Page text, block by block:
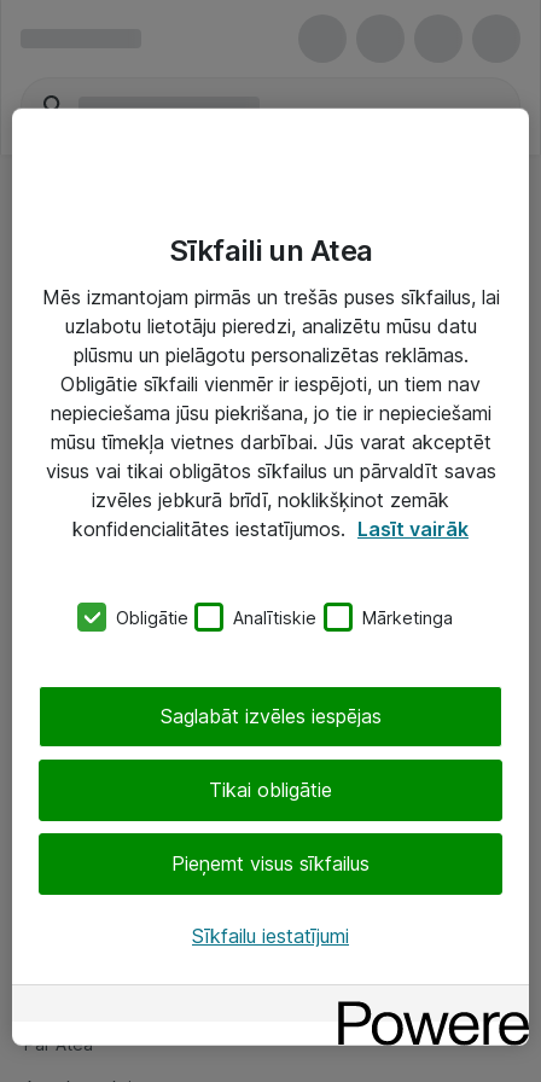
Risinājumi & Pakalpojumi
IT serviss un atbalsts
IT infrastruktūra
Darba vietu IT risinājumi
Serveri un datu centri
SIA „ATEA”
eShop@atea.lv
Sekojiet mums
Par Atea
Par Atea
Sīkfaili un Atea
Mēs izmantojam pirmās un trešās puses sīkfailus, lai
uzlabotu lietotāju pieredzi, analizētu mūsu datu
plūsmu un pielāgotu personalizētas reklāmas.
Obligātie sīkfaili vienmēr ir iespējoti, un tiem nav
nepieciešama jūsu piekrišana, jo tie ir nepieciešami
mūsu tīmekļa vietnes darbībai. Jūs varat akceptēt
visus vai tikai obligātos sīkfailus un pārvaldīt savas
izvēles jebkurā brīdī, noklikšķinot zemāk
konfidencialitātes iestatījumos. Lasīt vairāk
Obligātie Analītiskie Mārketinga
Tikai obligātie
Pieņemt visus sīkfailus
Saglabāt izvēles iespējas
Sīkfailu iestatījumi